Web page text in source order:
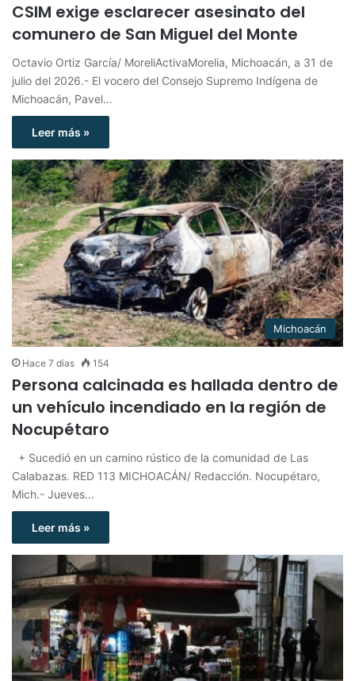
CSIM exige esclarecer asesinato del
comunero de San Miguel del Monte
Octavio Ortiz García/ MoreliActivaMorelia, Michoacán, a 31 de
julio del 2026.- El vocero del Consejo Supremo Indígena de
Michoacán, Pavel…
Leer más »
Michoacán
Hace 7 días 154
Persona calcinada es hallada dentro de
un vehículo incendiado en la región de
Nocupétaro
+ Sucedió en un camino rústico de la comunidad de Las
Calabazas. RED 113 MICHOACÁN/ Redacción. Nocupétaro,
Mich.- Jueves…
Leer más »